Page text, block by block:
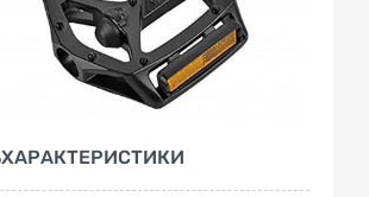
ХАРАКТЕРИСТИКИ